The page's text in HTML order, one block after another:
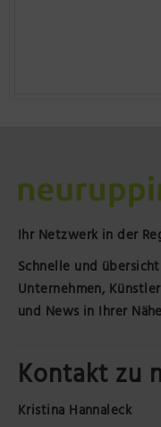
Ihr Netzwerk in der
Schnelle und
Unternehmen,
und News in Ihrer
Kontakt zu
Kristina Hannaleck